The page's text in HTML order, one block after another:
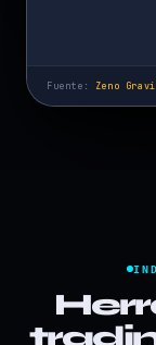
Fuente: Zeno